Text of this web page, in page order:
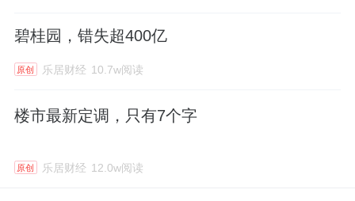
碧桂园，错失超400亿
原创 乐居财经 10.7w阅读
楼市最新定调，只有7个字
原创 乐居财经 12.0w阅读